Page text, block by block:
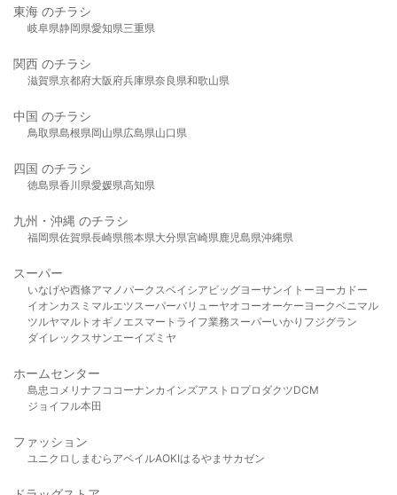
東海 のチラシ
岐阜県静岡県愛知県三重県
関西 のチラシ
滋賀県京都府大阪府兵庫県奈良県和歌山県
中国 のチラシ
鳥取県島根県岡山県広島県山口県
四国 のチラシ
徳島県香川県愛媛県高知県
九州・沖縄 のチラシ
福岡県佐賀県長崎県熊本県大分県宮崎県鹿児島県沖縄県
スーパー
いなげや西條アマノパークスベイシア ビッグヨーサンイトーヨーカドー
イオンカスミ マルエツスーパーバリューヤオコーオーケー ヨークベニマル
ツルヤマルト オギノ エスマート ライフ業務スーパーいかり フジグラン
ダイレックスサンエーイズミヤ
ホームセンター
島忠 コメリ ナフコ コーナンカインズアストロプロダクツDCM
ジョイフル本田
ファッション
ユニクロ しまむら アベイルAOKIはるやま サカゼン